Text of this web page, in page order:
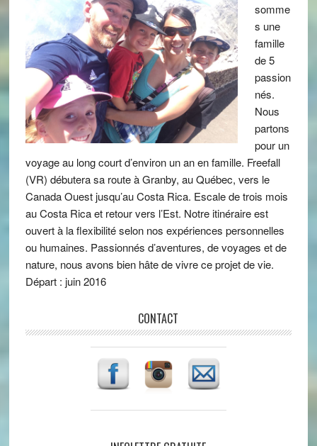
somme
s une
famille
de 5
passion
nés.
Nous
partons
pour un
voyage au long court d’environ un an en famille. Freefall
(VR) débutera sa route à Granby, au Québec, vers le
Canada Ouest jusqu’au Costa Rica. Escale de trois mois
au Costa Rica et retour vers l’Est. Notre itinéraire est
ouvert à la flexibilité selon nos expériences personnelles
ou humaines. Passionnés d’aventures, de voyages et de
nature, nous avons bien hâte de vivre ce projet de vie.
Départ : juin 2016
CONTACT